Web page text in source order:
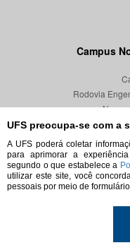
UFS preocupa-se com a
A UFS poderá coletar
para aprimorar a
segundo o que estabelece a
utilizar este site, você
pessoais por meio de
Campus
Rodovia
Nossa
© 2026.